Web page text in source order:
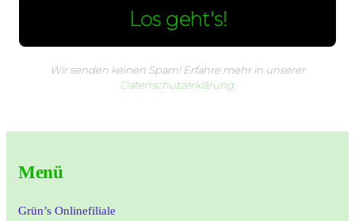
Wir senden keinen Spam! Erfahre mehr in unserer
Datenschutzerklärung
Menü
Grün’s Onlinefiliale